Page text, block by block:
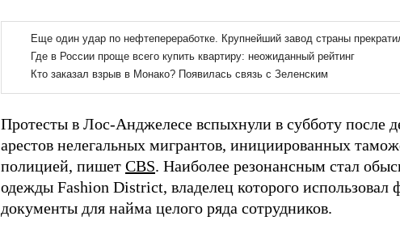
Протесты в Лос-Анджелесе вспыхнули в субботу после
арестов нелегальных мигрантов, инициированных
полицией, пишет CBS. Наиболее резонансным стал
одежды Fashion District, владелец которого использовал
документы для найма целого ряда сотрудников.